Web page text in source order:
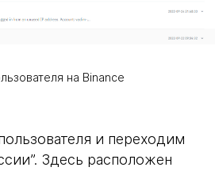
на Binance
и переходим
Здесь расположен